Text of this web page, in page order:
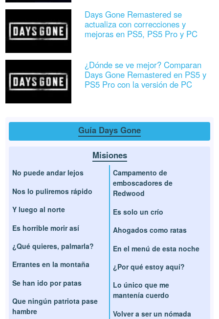
Days Gone Remastered se
actualiza con correcciones y
mejoras en PS5, PS5 Pro y PC
¿Dónde se ve mejor? Comparan
Days Gone Remastered en PS5 y
PS5 Pro con la versión de PC
Guía Days Gone
Misiones
No puede andar lejos
Nos lo puliremos rápido
Y luego al norte
Es horrible morir así
¿Qué quieres, palmarla?
Errantes en la montaña
Se han ido por patas
Que ningún patriota pase
hambre
Campamento de
emboscadores de
Redwood
Es solo un crío
Ahogados como ratas
En el menú de esta noche
¿Por qué estoy aquí?
Lo único que me
mantenía cuerdo
Volver a ser un nómada